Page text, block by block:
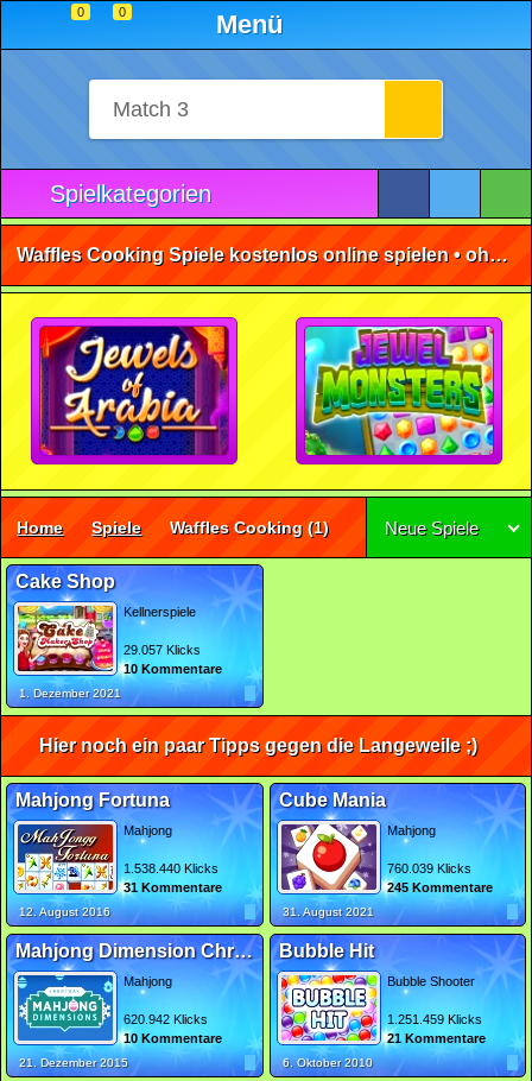
0 0 Menü
Spielkategorien
Waffles Cooking Spiele kostenlos online spielen • ohne Anmeldung 🕹️
Home Spiele Waffles Cooking (1) Neue Spiele
Cake Shop
Kellnerspiele
29.057 Klicks
10 Kommentare
1. Dezember 2021
Hier noch ein paar Tipps gegen die Langeweile ;)
Mahjong Fortuna
Mahjong
1.538.440 Klicks
31 Kommentare
12. August 2016
Cube Mania
Mahjong
760.039 Klicks
245 Kommentare
31. August 2021
Mahjong Dimension Christmas
Mahjong
620.942 Klicks
10 Kommentare
21. Dezember 2015
Bubble Hit
Bubble Shooter
1.251.459 Klicks
21 Kommentare
6. Oktober 2010